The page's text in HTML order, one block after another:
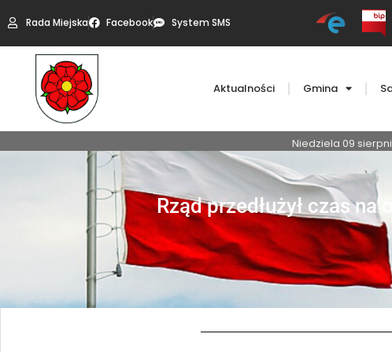
Rada Miejska Facebook System SMS
Aktualności Gmina
Niedziela 09
Rząd przedłużył czas na